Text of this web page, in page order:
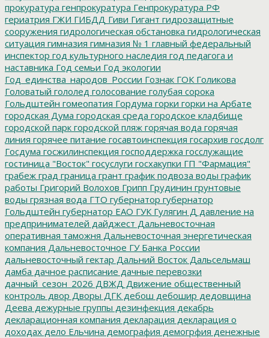
прокуратура генпрокуратура Генпрокуратура РФ
гериатрия ГЖИ ГИБДД Гиви Гигант гидрозащитные
сооружения гидрологическая обстановка гидрологическая
ситуация гимназия гимназия № 1 главный федеральный
инспектор год культурного наследия год педагога и
наставника Год семьи Год экологии
Год_единства_народов_России Гознак ГОК Голикова
Головатый гололед голосование голубая сорока
Гольдштейн гомеопатия Гордума горки горки на Арбате
городская Дума городская среда городское кладбище
городской парк городской пляж горячая вода горячая
линия горячее питание госавтоинспекция госархив госдолг
Госдума госжилинспекция господдержка госслужащие
гостиница "Восток" госуслуги госхакупки ГП "Фармация"
грабеж град граница грант график подвоза воды график
работы Григорий Волохов Грипп Грудинин грунтовые
воды грязная вода ГТО губернатор губернатор
Гольдштейн губернатор ЕАО ГУК Гулягин Д давление на
предпринимателей дайджест Дальневосточная
оперативная таможня Дальневосточная энергетическая
компания Дальневосточное ГУ Банка России
дальневосточный гектар Дальний Восток Дальсельмаш
дамба дачное расписание дачные перевозки
дачный_сезон_2026 ДВЖД Движение общественный
контроль двор Дворы ДГК дебош дебошир дедовщина
Деева дежурные группы дезинфекция декабрь
декларационная компания декларация декларация о
доходах дело Ельчина демография демогрфия денежные